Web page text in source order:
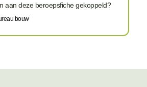
aan deze beroepsfiche gekoppeld?
bouw